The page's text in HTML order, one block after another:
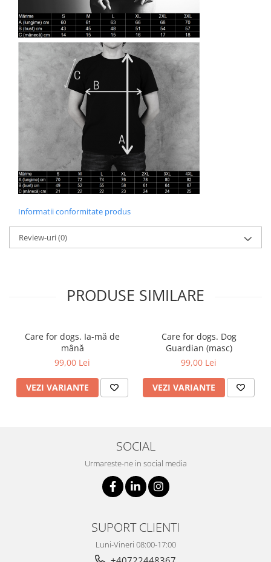
Informatii conformitate produs
Review-uri(0)
PRODUSE SIMILARE
Care for dogs. Ia-mă de
mână
99,00 Lei
VEZI VARIANTE
Care for dogs. Dog
Guardian (masc)
99,00 Lei
VEZI VARIANTE
SOCIAL
Urmareste-ne in social media
SUPORT CLIENTI
Luni-Vineri 08:00-17:00